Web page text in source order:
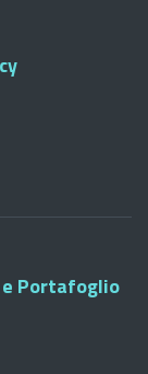
Portafoglio